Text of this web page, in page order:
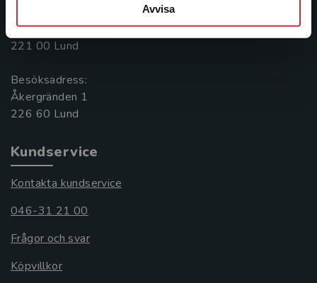
Avvisa
Box 141
221 00 Lund
Besöksadress:
Åkergränden 1
Kundservice
Kontakta kundservice
046-31 21 00
Frågor och svar
Köpvillkor